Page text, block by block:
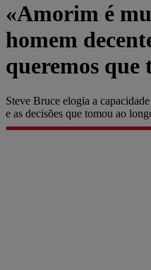
«Amorim é
homem
queremos que
Steve Bruce elogia a
e as decisões que tomou ao